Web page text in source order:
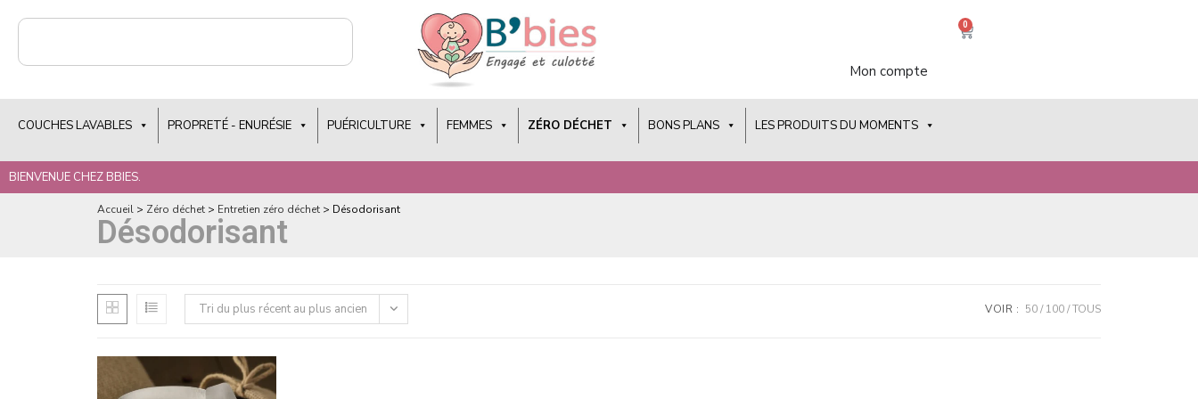
Mon compte
0
COUCHES LAVABLES PROPRETÉ - ENURÉSIE PUÉRICULTURE FEMMES ZÉRO DÉCHET BONS PLANS LES PRODUITS DU MOMENTS
BIENVENUE CHEZ BBIES.
Accueil > Zéro déchet > Entretien zéro déchet > Désodorisant
Désodorisant
Tri du plus récent au plus ancien VOIR : 50 100 TOUS